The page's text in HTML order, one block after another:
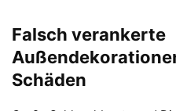
Falsch verankerte
Schäden